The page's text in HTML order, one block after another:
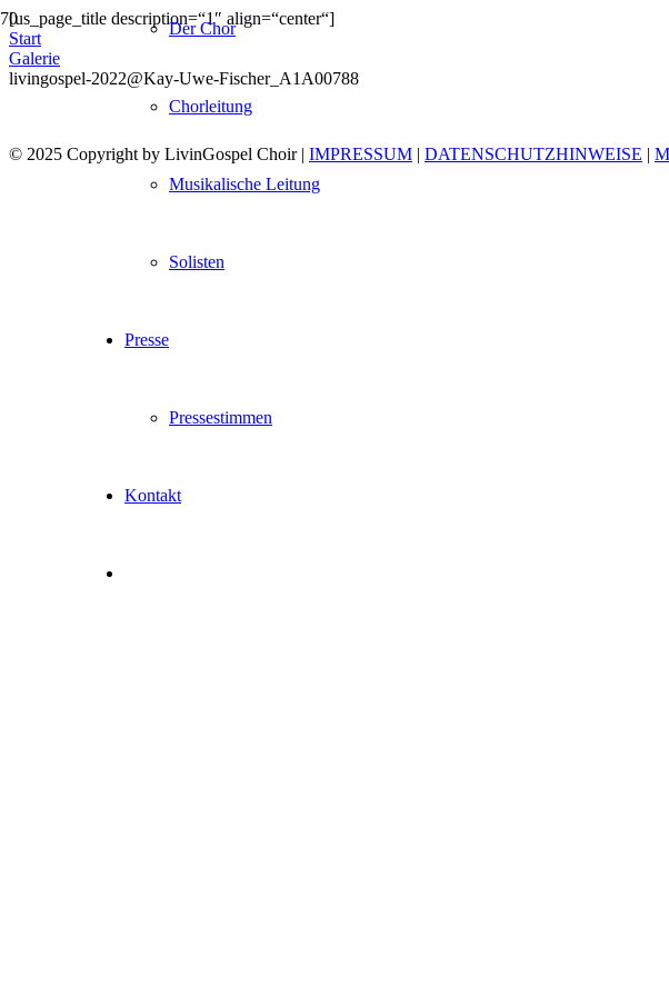
Der Chor
Chorleitung
Musikalische Leitung
Solisten
Presse
Pressestimmen
Kontakt
[us_page_title description=“1″ align=“center“]
Start
Galerie
livingospel-2022@Kay-Uwe-Fischer_A1A00788
© 2025 Copyright by LivinGospel Choir | IMPRESSUM | DATENSCHUTZHINWEISE |